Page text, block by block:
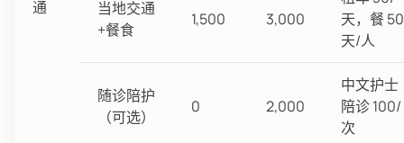
通
当地交通
+餐食
1,500 3,000
天，餐
天/人
随诊陪护
（可选）
0 2,000
中文护士
陪诊 100/
次